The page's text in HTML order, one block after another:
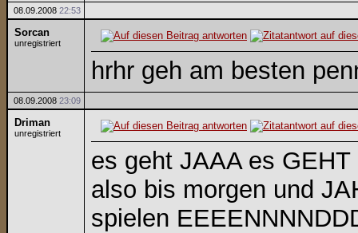
08.09.2008 22:53
Sorcan
unregistriert
hrhr geh am besten
08.09.2008 23:09
Driman
unregistriert
es geht JAAA es
also bis morgen und
spielen